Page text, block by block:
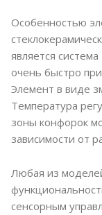
Особенностью
является
очень быстро
Элемент в виде
Температура
зоны конфорок
зависимости от
Любая из
сенсорным